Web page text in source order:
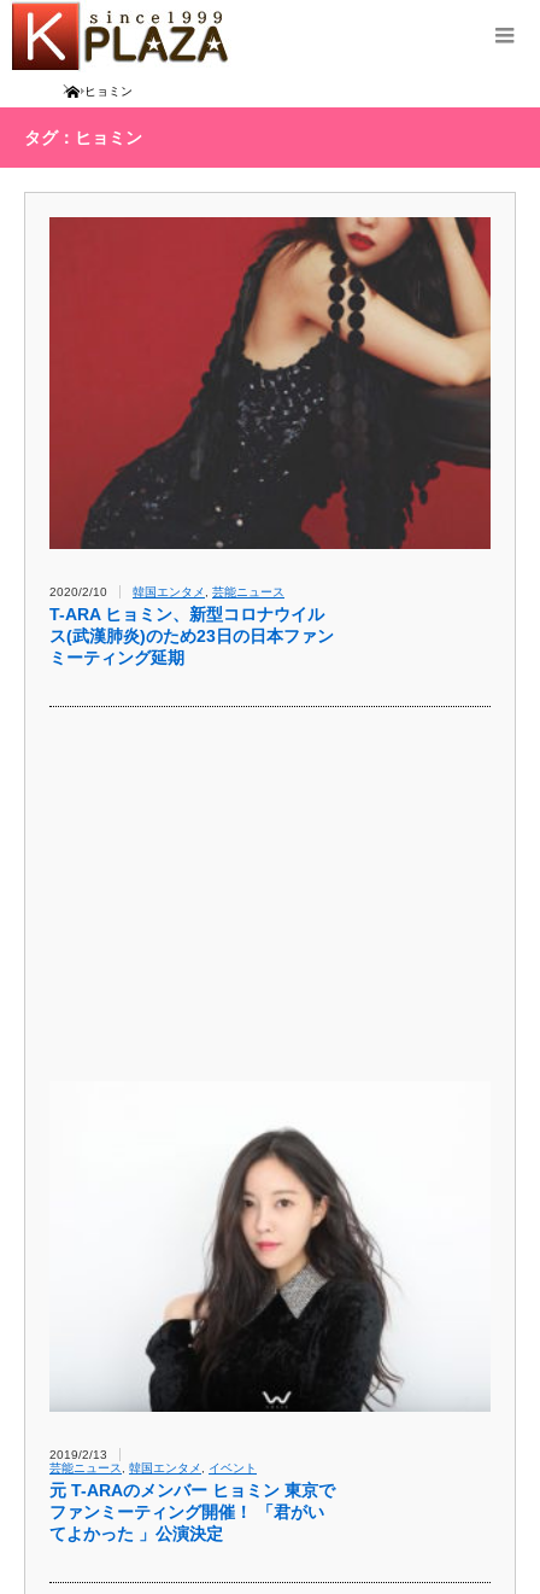
Homeヒョミン
タグ：ヒョミン
2020/2/10 韓国エンタメ 芸能ニュース
T-ARA ヒョミン、新型コロナウイル
ス(武漢肺炎)のため23日の日本ファン
ミーティング延期
2019/2/13
芸能ニュース
韓国エンタメ イベント
元 T-ARAのメンバー ヒョミン 東京で
ファンミーティング開催！ 「君がい
てよかった 」公演決定